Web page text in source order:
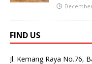
FIND US
Jl. Kemang Raya No.76,